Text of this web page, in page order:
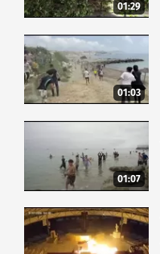
01:29
01:03
01:07